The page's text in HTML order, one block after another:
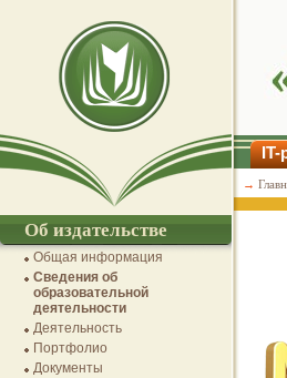
IT-
→
Об издательстве
Общая информация
Сведения об
образовательной
деятельности
Деятельность
Портфолио
Документы